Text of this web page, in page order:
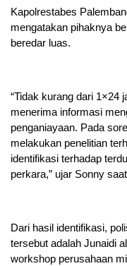
Kapolrestabes
mengatakan pihaknya
beredar luas.
“Tidak kurang dari 1×24
menerima informasi
penganiayaan. Pada
melakukan penelitian
identifikasi terhadap
perkara,” ujar Sonny
Dari hasil identifikasi,
tersebut adalah Junaidi
workshop perusahaan